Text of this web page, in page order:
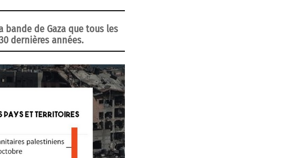
de Gaza que tous les
dernières années.